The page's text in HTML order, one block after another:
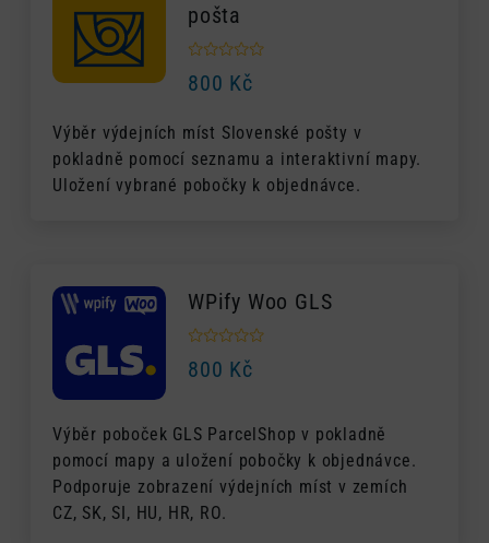
pošta
800 Kč
Výběr výdejních míst Slovenské pošty v
pokladně pomocí seznamu a interaktivní mapy.
Uložení vybrané pobočky k objednávce.
WPify Woo GLS
800 Kč
Výběr poboček GLS ParcelShop v pokladně
pomocí mapy a uložení pobočky k objednávce.
Podporuje zobrazení výdejních míst v zemích
CZ, SK, SI, HU, HR, RO.